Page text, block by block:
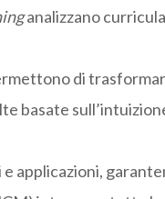
analizzano
di
basate
applicazioni,